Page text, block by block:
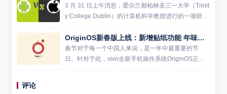
3 月 31 日上午消息，爱尔兰都柏林圣三一大学（Trinit
y College Dublin）的计算机科学教授进行的一项研究
发现，Android 手机收集的用户数据是同类 iPhone 的
20 倍。 ...
OriginOS新春版上线：新增贴纸功能 年味十足！
春节对于每一个中国人来说，是一年中最重要的节
日。针对于此，vivo全新手机操作系统OriginOS正式
上线新春版。此次OriginOS新春版主打浓厚节日氛
评论